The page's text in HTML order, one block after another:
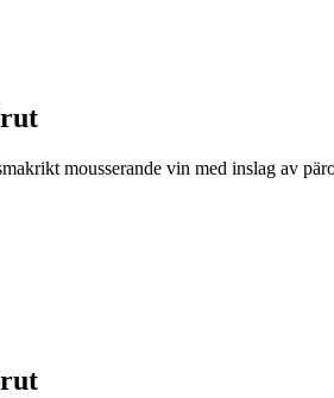
mousserande vin med inslag av